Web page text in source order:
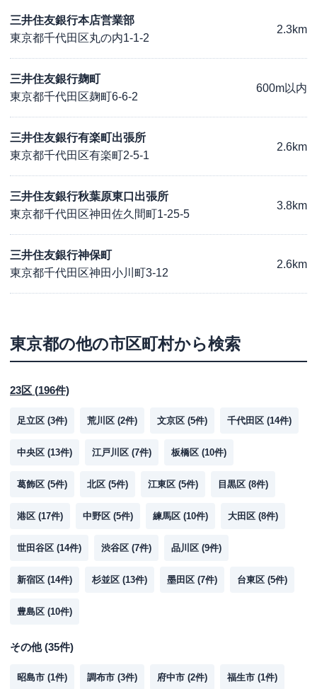
三井住友銀行本店営業部
東京都千代田区丸の内1-1-2
2.3km
三井住友銀行麹町
東京都千代田区麹町6-6-2
600m以内
三井住友銀行有楽町出張所
東京都千代田区有楽町2-5-1
2.6km
三井住友銀行秋葉原東口出張所
東京都千代田区神田佐久間町1-25-5
3.8km
三井住友銀行神保町
東京都千代田区神田小川町3-12
2.6km
東京都の他の市区町村から検索
23区 (196件)
足立区 (3件) 荒川区 (2件) 文京区 (5件) 千代田区 (14件)
中央区 (13件) 江戸川区 (7件) 板橋区 (10件)
葛飾区 (5件) 北区 (5件) 江東区 (5件) 目黒区 (8件)
港区 (17件) 中野区 (5件) 練馬区 (10件) 大田区 (8件)
世田谷区 (14件) 渋谷区 (7件) 品川区 (9件)
新宿区 (14件) 杉並区 (13件) 墨田区 (7件) 台東区 (5件)
豊島区 (10件)
その他(35件)
昭島市 (1件) 調布市 (3件) 府中市 (2件) 福生市 (1件)